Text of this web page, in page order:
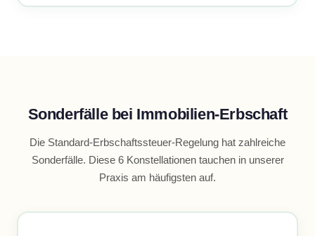
Sonderfälle bei Immobilien-Erbschaft
Die Standard-Erbschaftssteuer-Regelung hat zahlreiche
Sonderfälle. Diese 6 Konstellationen tauchen in unserer
Praxis am häufigsten auf.